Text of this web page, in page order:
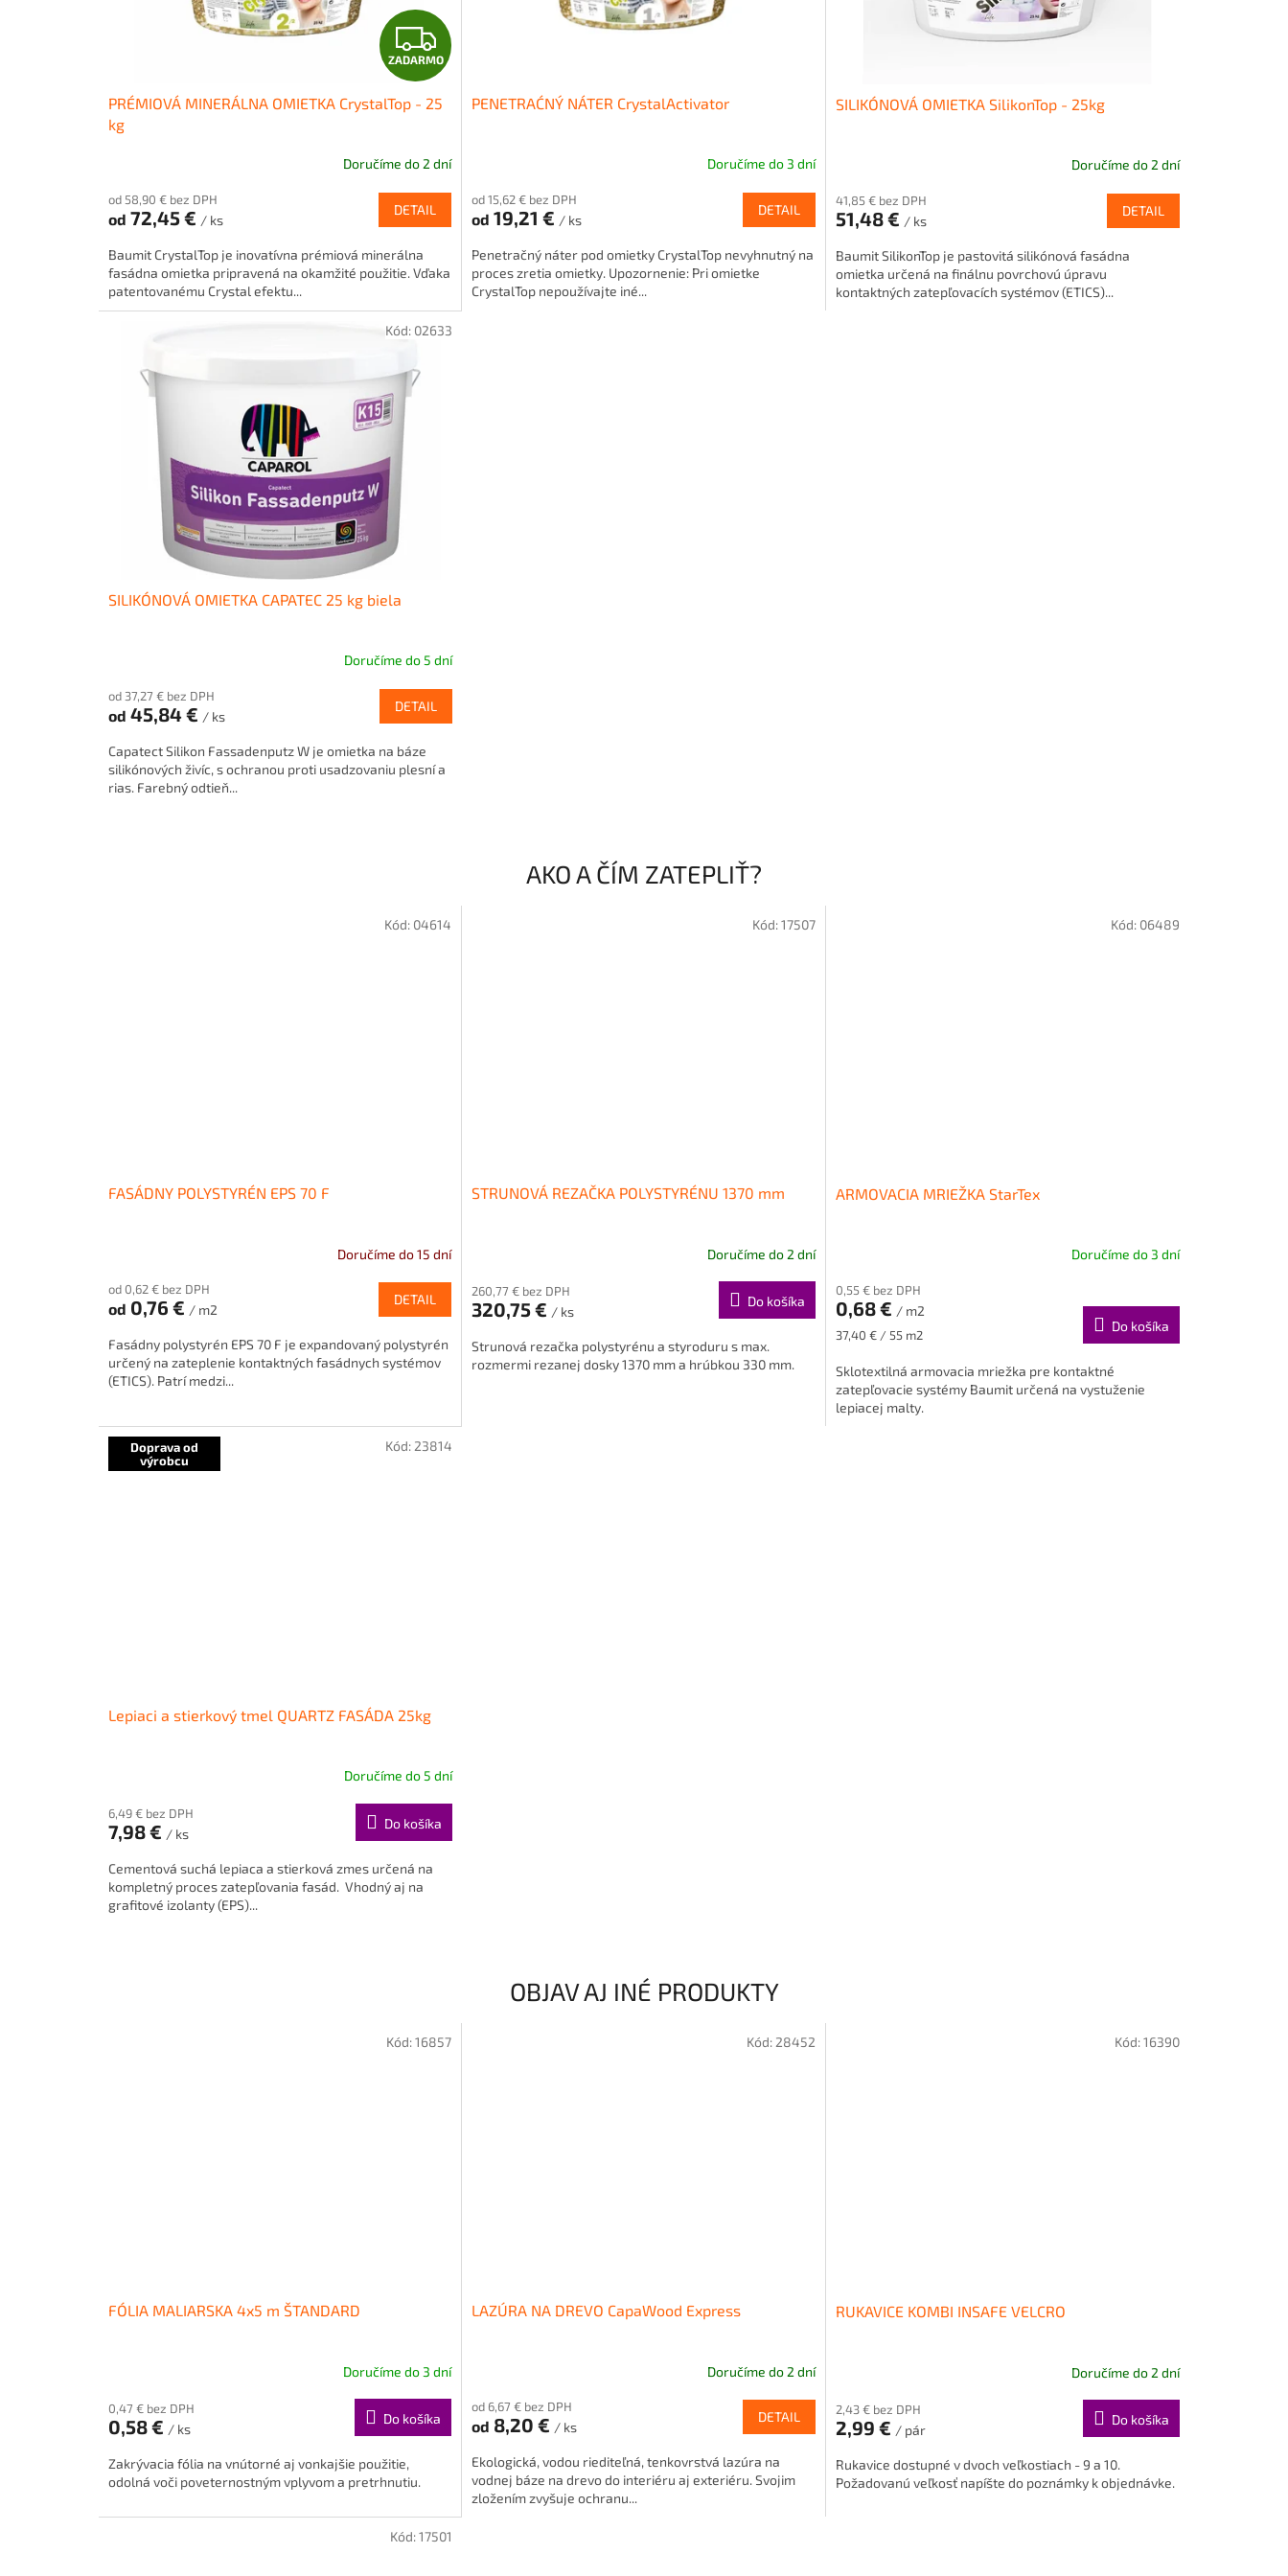
Z
A
D
A
R
M
O
ZADARMO
PRÉMIOVÁ MINERÁLNA OMIETKA CrystalTop - 25
kg
Doručíme do 2 dní
od 58,90 € bez DPH
od 72,45 € / ks
DETAIL
Baumit CrystalTop je inovatívna prémiová minerálna
fasádna omietka pripravená na okamžité použitie. Vďaka
patentovanému Crystal efektu...
PENETRAĆNÝ NÁTER CrystalActivator
Doručíme do 3 dní
od 15,62 € bez DPH
od 19,21 € / ks
DETAIL
Penetračný náter pod omietky CrystalTop nevyhnutný na
proces zretia omietky. Upozornenie: Pri omietke
CrystalTop nepoužívajte iné...
SILIKÓNOVÁ OMIETKA SilikonTop - 25kg
produktu
je
z
5
hviezdičiek.
Doručíme do 2 dní
41,85 € bez DPH
51,48 € / ks
DETAIL
Baumit SilikonTop je pastovitá silikónová fasádna
omietka určená na finálnu povrchovú úpravu
kontaktných zatepľovacích systémov (ETICS)...
SILIKÓNOVÁ OMIETKA CAPATEC 25 kg biela
produktu
je
z
5
hviezdičiek.
Doručíme do 5 dní
od 37,27 € bez DPH
od 45,84 € / ks
DETAIL
Capatect Silikon Fassadenputz W je omietka na báze
silikónových živíc, s ochranou proti usadzovaniu plesní a
rias. Farebný odtieň...
Kód: 02633
AKO A ČÍM ZATEPLIŤ?
FASÁDNY POLYSTYRÉN EPS 70 F
produktu
je
z
5
hviezdičiek.
Doručíme do 15 dní
od 0,62 € bez DPH
od 0,76 € / m2
DETAIL
Fasádny polystyrén EPS 70 F je expandovaný polystyrén
určený na zateplenie kontaktných fasádnych systémov
(ETICS). Patrí medzi...
Kód: 04614
STRUNOVÁ REZAČKA POLYSTYRÉNU 1370 mm
produktu
je
z
5
Doručíme do 2 dní
260,77 € bez DPH
320,75 € / ks
Do košíka
Strunová rezačka polystyrénu a styroduru s max.
rozmermi rezanej dosky 1370 mm a hrúbkou 330 mm.
Kód:17507
ARMOVACIA MRIEŽKA StarTex
Doručíme do 3 dní
0,55 € bez DPH
0,68 € / m2
Jednotková
37,40 € / 55 m2
Do košíka
Sklotextilná armovacia mriežka pre kontaktné
zatepľovacie systémy Baumit určená na vystuženie
lepiacej malty.
Kód: 06489
Doprava od
výrobcu
Lepiaci a stierkový tmel QUARTZ FASÁDA 25kg
produktu
je
z
5
hviezdičiek.
Doručíme do 5 dní
6,49 € bez DPH
7,98 € / ks
Do košíka
Cementová suchá lepiaca a stierková zmes určená na
kompletný proces zatepľovania fasád. Vhodný aj na
grafitové izolanty (EPS)...
Kód: 23814
OBJAV AJ INÉ PRODUKTY
FÓLIA MALIARSKA 4x5 m ŠTANDARD
Doručíme do 3 dní
0,47 € bez DPH
0,58 € / ks
Do košíka
Zakrývacia fólia na vnútorné aj vonkajšie použitie,
odolná voči poveternostným vplyvom a pretrhnutiu.
Kód:16857
LAZÚRA NA DREVO CapaWood Express
Doručíme do 2 dní
od 6,67 € bez DPH
od 8,20 € / ks
DETAIL
Ekologická, vodou riediteľná, tenkovrstvá lazúra na
vodnej báze na drevo do interiéru aj exteriéru. Svojim
zložením zvyšuje ochranu...
Kód: 28452
RUKAVICE KOMBI INSAFE VELCRO
Doručíme do 2 dní
2,43 € bez DPH
2,99 € / pár
Do košíka
Rukavice dostupné v dvoch veľkostiach - 9 a 10.
Požadovanú veľkosť napíšte do poznámky k objednávke.
Kód:16390
Kód:17501